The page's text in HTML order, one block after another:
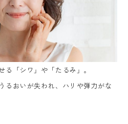
「シワ」や「たるみ」。
るおいが失われ、ハリや弾力がな